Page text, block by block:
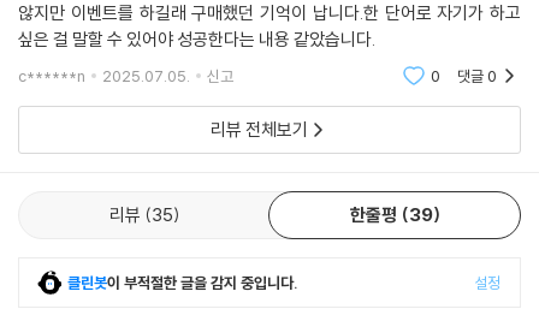
않지만 이벤트를 하길래 구매했던 기억이 납니다.한 단어로 자기가 하고
싶은 걸 말할 수 있어야 성공한다는 내용 같았습니다.
c******n 2025.07.05. 신고 0 댓글0
리뷰 전체보기
리뷰 35 한줄평 39
클린봇이 부적절한 글을 감지 중입니다. 설정